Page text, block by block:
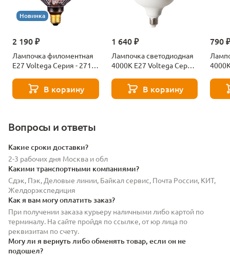
Новинка
2 190 ₽
Лампочка филоментная
Е27 Voltega Серия - 271
В корзину
1 640 ₽
Лампочка светодиодная
4000К Е27 Voltega Серия
В корзину
790
Вопросы и ответы
Какие сроки доставки?
2-3 рабочих дня Москва и обл
Какими транспортными компаниями?
Сдэк, Пэк, Деловые линии, Байкал сервис, Почта России, КИТ,
Желдорэкспедиция
Как я вам могу оплатить заказ?
При получении заказа курьеру наличными либо картой по
терминалу. На сайте пройдя по ссылке, от юр лица по
реквизитам по счету.
Могу ли я вернуть либо обменять товар, если он не
подошел?